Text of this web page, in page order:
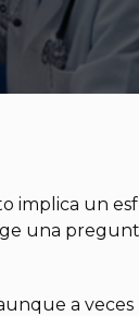
implica un
una
a veces